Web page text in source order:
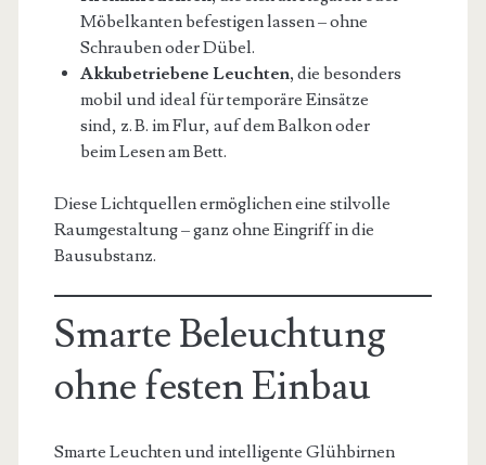
Möbelkanten befestigen lassen – ohne
Schrauben oder Dübel.
Akkubetriebene Leuchten, die besonders
mobil und ideal für temporäre Einsätze
sind, z. B. im Flur, auf dem Balkon oder
beim Lesen am Bett.
Diese Lichtquellen ermöglichen eine stilvolle
Raumgestaltung – ganz ohne Eingriff in die
Bausubstanz.
Smarte Beleuchtung
ohne festen Einbau
Smarte Leuchten und intelligente Glühbirnen